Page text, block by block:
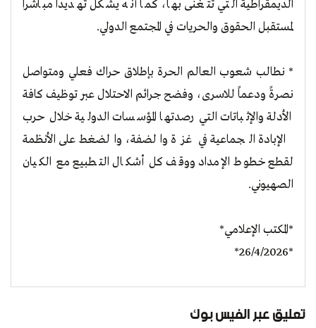
الديمقراطية التي تتغنى بها، كما أنه يشكل تهديداً مباشراً
لمستقبل الحقوق والحريات في المجتمع الدولي.
* نطالب شعوب العالم الحرة بإطلاق حراك فعلي ومتواصل
نصرةً ودعماً للاسرى، وفضح جرائم الاحتلال عبر توظيف كافة
الأدلة والإثباتات التي رصدتها المؤسسات الدولية خلال حرب
الإبادة الجماعية في غزة والضفة، والضغط على الأنظمة
لقطع خطوط الإمداد ووقف كل أشكال التطبيع مع الكيان
الصهيوني.
*المكتب الإعلامي*
*26/4/2026*
تعليق عبر الفيس بوك